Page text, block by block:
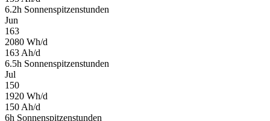
6.2h Sonnenspitzenstunden
Jun
163
2080 Wh/d
163 Ah/d
6.5h Sonnenspitzenstunden
Jul
150
1920 Wh/d
150 Ah/d
6h Sonnenspitzenstunden